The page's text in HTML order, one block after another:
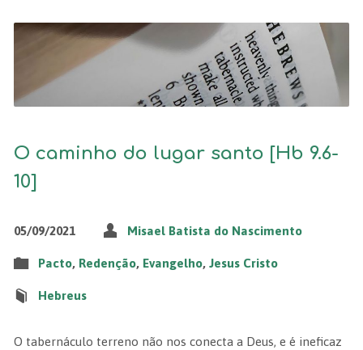
O caminho do lugar santo [Hb 9.6-
10]
05/09/2021 Misael Batista do Nascimento
Pacto, Redenção, Evangelho, Jesus Cristo
Hebreus
O tabernáculo terreno não nos conecta a Deus, e é ineficaz